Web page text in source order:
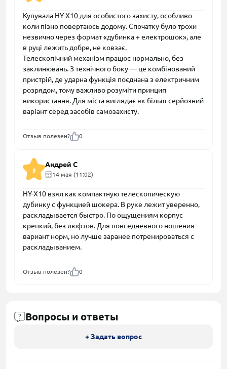
Купувала HY-X10 для особистого захисту, особливо
коли пізно повертаюсь додому. Спочатку було трохи
незвично через формат «дубинка + електрошок», але
в руці лежить добре, не ковзає.
Телескопічний механізм працює нормально, без
заклинювань. З технічного боку — це комбінований
пристрій, де ударна функція поєднана з електричним
розрядом, тому важливо розуміти принцип
використання. Для міста виглядає як більш серйозний
варіант серед засобів самозахисту.
Отзыв полезен? 0
5
Андрей С
14 мая (11:02)
HY-X10 взял как компактную телескопическую
дубинку с функцией шокера. В руке лежит уверенно,
раскладывается быстро. По ощущениям корпус
крепкий, без люфтов. Для повседневного ношения
вариант норм, но лучше заранее потренироваться с
раскладыванием.
Отзыв полезен? 0
Вопросы и ответы
+ Задать вопрос